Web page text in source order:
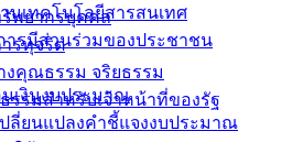
พยากรบุคคล
รทุจริต
งคุณธรรม จริยธรรม
รรมสำหรับเจ้าหน้าที่ของรัฐ
เทคโนโลยีสารสนเทศ
ารมีส่วนร่วมของประชาชน
เงินงบประมาณ
ลี่ยนแปลงคำชี้แจงงบประมาณ